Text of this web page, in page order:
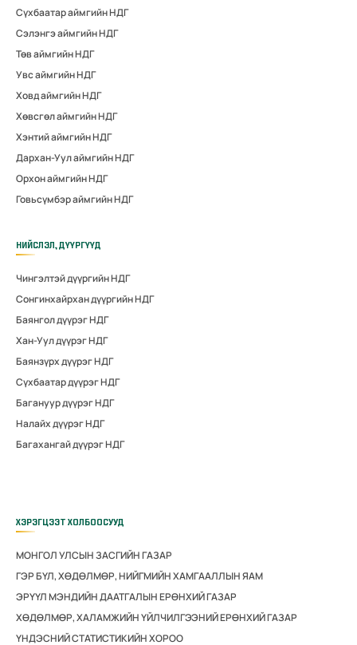
Сүхбаатар аймгийн НДГ
Сэлэнгэ аймгийн НДГ
Төв аймгийн НДГ
Увс аймгийн НДГ
Ховд аймгийн НДГ
Хөвсгөл аймгийн НДГ
Хэнтий аймгийн НДГ
Дархан-Уул аймгийн НДГ
Орхон аймгийн НДГ
Говьсүмбэр аймгийн НДГ
НИЙСЛЭЛ, ДҮҮРГҮҮД
Чингэлтэй дүүргийн НДГ
Сонгинхайрхан дүүргийн НДГ
Баянгол дүүрэг НДГ
Хан-Уул дүүрэг НДГ
Баянзүрх дүүрэг НДГ
Сүхбаатар дүүрэг НДГ
Багануур дүүрэг НДГ
Налайх дүүрэг НДГ
Багахангай дүүрэг НДГ
ХЭРЭГЦЭЭТ ХОЛБООСУУД
МОНГОЛ УЛСЫН ЗАСГИЙН ГАЗАР
ГЭР БҮЛ, ХӨДӨЛМӨР, НИЙГМИЙН ХАМГААЛЛЫН ЯАМ
ЭРҮҮЛ МЭНДИЙН ДААТГАЛЫН ЕРӨНХИЙ ГАЗАР
ХӨДӨЛМӨР, ХАЛАМЖИЙН ҮЙЛЧИЛГЭЭНИЙ ЕРӨНХИЙ ГАЗАР
ҮНДЭСНИЙ СТАТИСТИКИЙН ХОРОО